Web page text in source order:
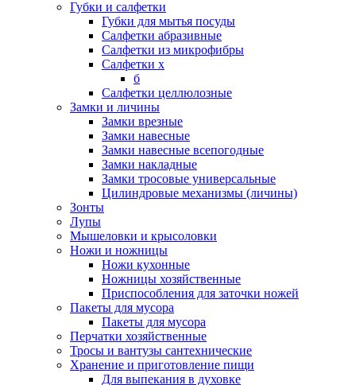
Губки и салфетки
Губки для мытья посуды
Салфетки абразивные
Салфетки из микрофибры
Салфетки х
б
Салфетки целлюлозные
Замки и личины
Замки врезные
Замки навесные
Замки навесные всепогодные
Замки накладные
Замки тросовые универсальные
Цилиндровые механизмы (личины)
Зонты
Лупы
Мышеловки и крысоловки
Ножи и ножницы
Ножи кухонные
Ножницы хозяйственные
Приспособления для заточки ножей
Пакеты для мусора
Пакеты для мусора
Перчатки хозяйственные
Тросы и вантузы сантехнические
Хранение и приготовление пищи
Для выпекания в духовке